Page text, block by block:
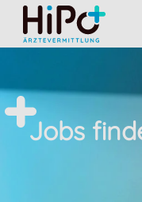
Skip to main content
Jobs